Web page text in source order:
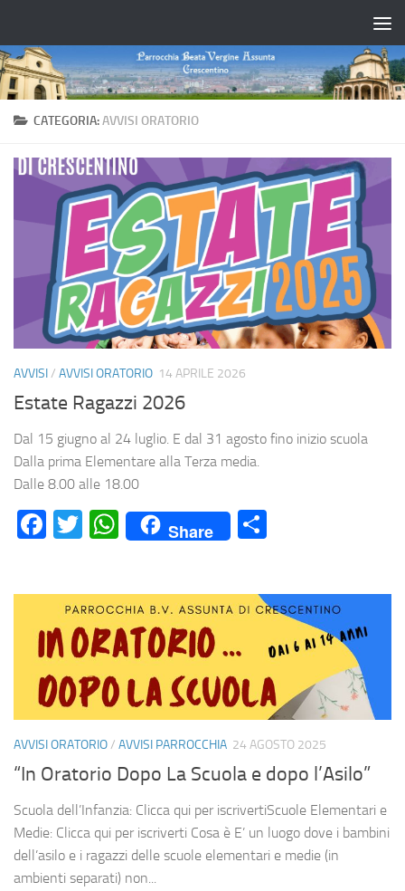
CATEGORIA:AVVISI ORATORIO
AVVISI/ AVVISI ORATORIO 14 APRILE 2026
Estate Ragazzi 2026
Dal 15 giugno al 24 luglio. E dal 31 agosto fino inizio scuola
Dalla prima Elementare alla Terza media.
Dalle 8.00 alle 18.00
Facebook
Twitter
WhatsApp
Share
AVVISI ORATORIO/ AVVISI PARROCCHIA 24 AGOSTO 2025
“In Oratorio Dopo La Scuola e dopo l’Asilo”
Scuola dell’Infanzia: Clicca qui per iscrivertiScuole Elementari e
Medie: Clicca qui per iscriverti Cosa è E’ un luogo dove i bambini
dell’asilo e i ragazzi delle scuole elementari e medie (in
ambienti separati) non...